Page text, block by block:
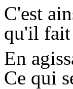
C'est
qu'il fait
En
Ce qui